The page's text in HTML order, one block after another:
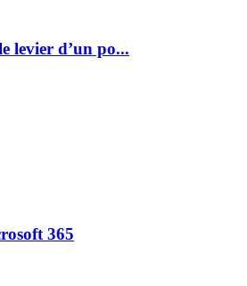
levier d’un po...
365